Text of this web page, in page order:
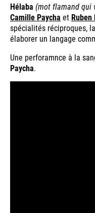
Hélaba (mot flamand qui
Camille Paycha et
spécialités réciproques,
élaborer un langage
Une perforamnce à la
Paycha.